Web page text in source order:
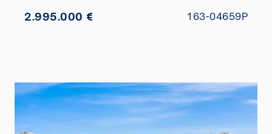
2.995.000 € 163-04659P